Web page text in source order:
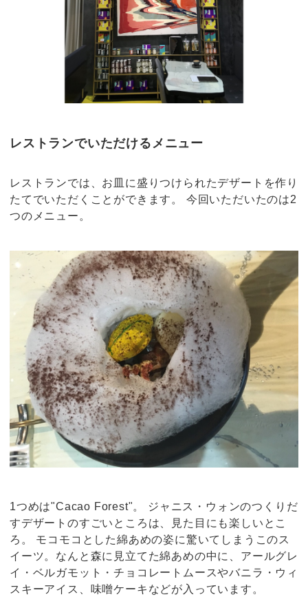
レストランでいただけるメニュー
レストランでは、お皿に盛りつけられたデザートを作り
たてでいただくことができます。 今回いただいたのは2
つのメニュー。
1つめは"Cacao Forest"。 ジャニス・ウォンのつくりだ
すデザートのすごいところは、見た目にも楽しいとこ
ろ。 モコモコとした綿あめの姿に驚いてしまうこのス
イーツ。なんと森に見立てた綿あめの中に、アールグレ
イ・ベルガモット・チョコレートムースやバニラ・ウィ
スキーアイス、味噌ケーキなどが入っています。